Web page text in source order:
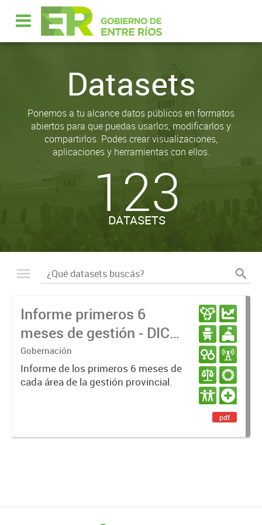
Datasets
Ponemos a tu alcance datos públicos en formatos
abiertos para que puedas usarlos, modificarlos y
compartirlos. Podes crear visualizaciones,
aplicaciones y herramientas con ellos.
123
DATASETS
Informe primeros 6
meses de gestión - DIC
23 / JUN 24
Gobernación
Informe de los primeros 6 meses de
cada área de la gestión provincial.
pdf